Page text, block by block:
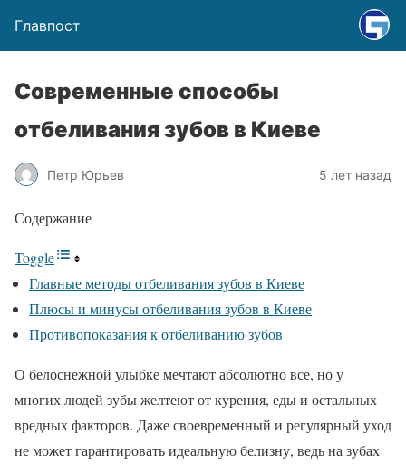
Главпост
Современные способы
отбеливания зубов в Киеве
Петр Юрьев 5 лет назад
Содержание
Toggle
Главные методы отбеливания зубов в Киеве
Плюсы и минусы отбеливания зубов в Киеве
Противопоказания к отбеливанию зубов
О белоснежной улыбке мечтают абсолютно все, но у
многих людей зубы желтеют от курения, еды и остальных
вредных факторов. Даже своевременный и регулярный уход
не может гарантировать идеальную белизну, ведь на зубах